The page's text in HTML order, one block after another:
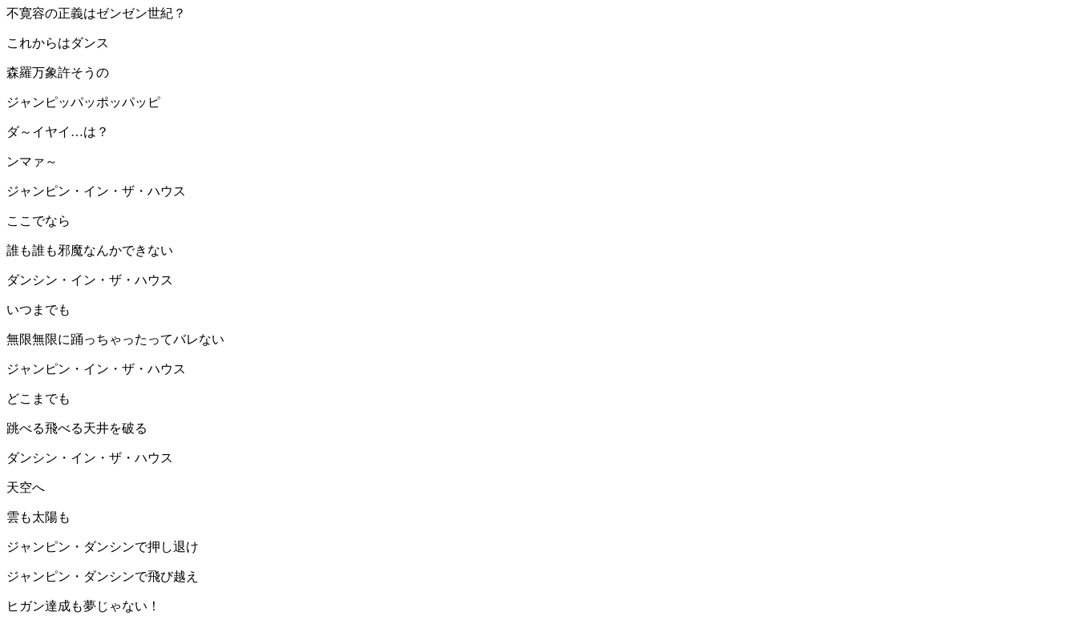
不寛容の正義はゼンゼン世紀？
これからはダンス
森羅万象許そうの
ジャンピッパッポッパッピ
ダ～イヤイ…は？
ンマァ～
ジャンピン・イン・ザ・ハウス
ここでなら
誰も誰も邪魔なんかできない
ダンシン・イン・ザ・ハウス
いつまでも
無限無限に踊っちゃったってバレない
ジャンピン・イン・ザ・ハウス
どこまでも
跳べる飛べる天井を破る
ダンシン・イン・ザ・ハウス
天空へ
雲も太陽も
ジャンピン・ダンシンで押し退け
ジャンピン・ダンシンで飛び越え
ヒガン達成も夢じゃない！